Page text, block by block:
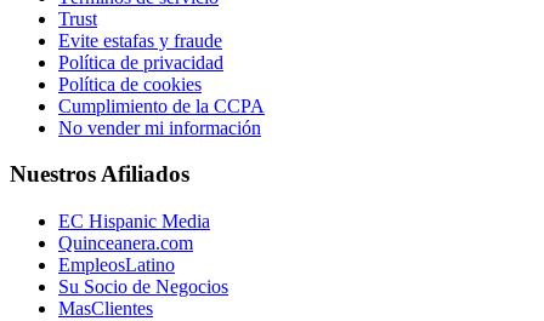
Trust
Evite estafas y fraude
Política de privacidad
Política de cookies
Cumplimiento de la CCPA
No vender mi información
Nuestros Afiliados
EC Hispanic Media
Quinceanera.com
EmpleosLatino
Su Socio de Negocios
MasClientes